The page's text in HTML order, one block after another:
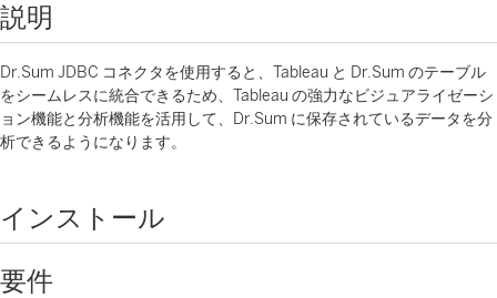
説明
Dr.Sum JDBC コネクタを使用すると、Tableau と Dr.Sum のテーブル
をシームレスに統合できるため、Tableau の強力なビジュアライゼーシ
ョン機能と分析機能を活用して、Dr.Sum に保存されているデータを分
析できるようになります。
インストール
要件